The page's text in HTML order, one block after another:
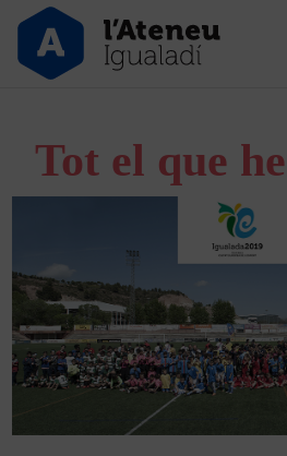
Tot el que